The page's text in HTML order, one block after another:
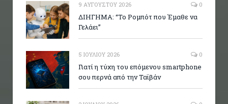
9 ΑΥΓΟΎΣΤΟΥ 2026 0
ΔΙΗΓΗΜΑ: “Το Ρομπότ που Έμαθε να
Γελάει”
5 ΙΟΥΛΊΟΥ 2026 0
Γιατί η τύχη του επόμενου smartphone
σου περνά από την Ταϊβάν